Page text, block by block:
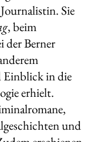
Sie
, beim
der Berner
Einblick in die
erhielt.
und